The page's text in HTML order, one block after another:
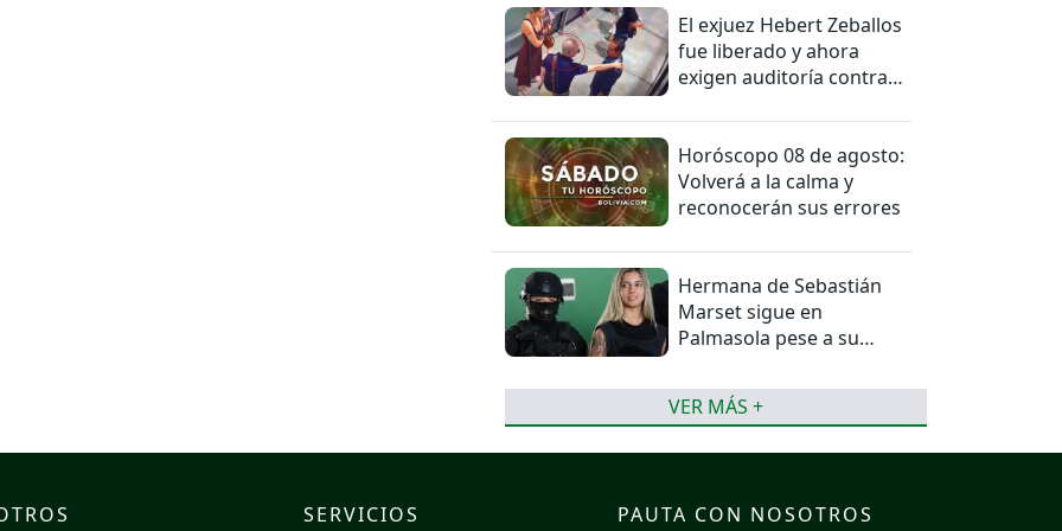
El exjuez Hebert Zeballos
fue liberado y ahora
exigen auditoría contra
Horóscopo 08 de agosto:
Volverá a la calma y
reconocerán sus errores
Hermana de Sebastián
Marset sigue en
Palmasola pese a su
VER MÁS +
SERVICIOS PAUTA CON NOSOTROS